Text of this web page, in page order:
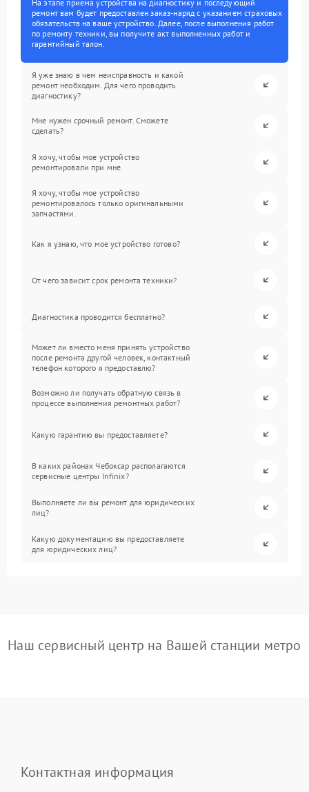
На этапе приема устройства на диагностику и последующий
ремонт вам будет предоставлен заказ-наряд с указанием страховых
обязательств на ваше устройство. Далее, после выполнения работ
по ремонту техники, вы получите акт выполненных работ и
гарантийный талон.
Я уже знаю в чем неисправность и какой
ремонт необходим. Для чего проводить
диагностику?
Мне нужен срочный ремонт. Сможете
сделать?
Я хочу, чтобы мое устройство
ремонтировали при мне.
Я хочу, чтобы мое устройство
ремонтировалось только оригинальными
запчастями.
Как я узнаю, что мое устройство готово?
От чего зависит срок ремонта техники?
Диагностика проводится бесплатно?
Может ли вместо меня принять устройство
после ремонта другой человек, контактный
телефон которого я предоставлю?
Возможно ли получать обратную связь в
процессе выполнения ремонтных работ?
Какую гарантию вы предоставляете?
В каких районах Чебоксар располагаются
сервисные центры Infinix?
Выполняете ли вы ремонт для юридических
лиц?
Какую документацию вы предоставляете
для юридических лиц?
Наш сервисный центр на Вашей станции метро
Контактная информация